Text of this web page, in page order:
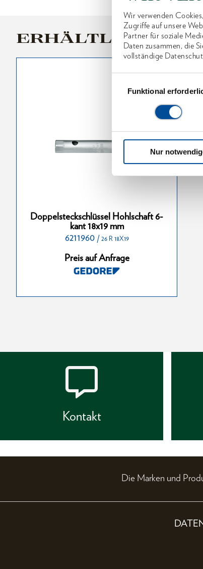
Wir verwenden
Zugriffe auf unsere
Partner für soziale
Daten zusammen, die
vollständige
Funktional
Nur
ERHÄLTLICHE
Doppelsteckschlüssel Hohlschaft 6-
kant 18x19 mm
6211960 / 26 R 18X19
Preis auf Anfrage
Doppelsteckschlüssel
Hohlschaft 6-kant 36x41 mm
6213310
Preis auf Anfrage
Kontakt
Die Marken und